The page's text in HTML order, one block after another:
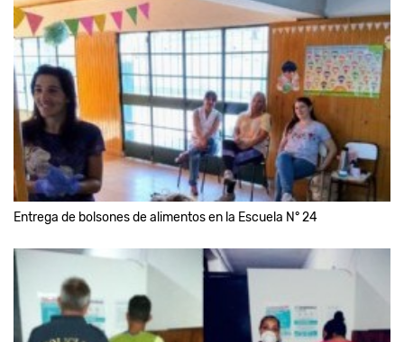
Entrega de bolsones de alimentos en la Escuela N° 24